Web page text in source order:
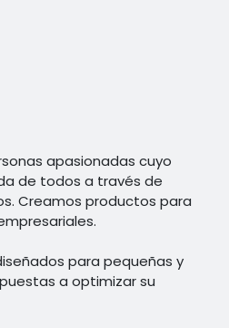
apasionadas cuyo
de todos a través de
Creamos productos para
para pequeñas y
a optimizar su